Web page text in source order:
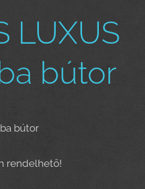
LUXUS
bútor
bútor
rendelhető!